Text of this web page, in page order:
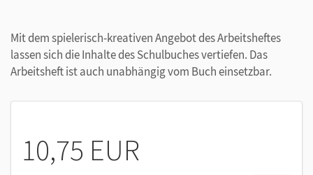
Mit dem spielerisch-kreativen Angebot des Arbeitsheftes
lassen sich die Inhalte des Schulbuches vertiefen. Das
Arbeitsheft ist auch unabhängig vom Buch einsetzbar.
10,75 EUR